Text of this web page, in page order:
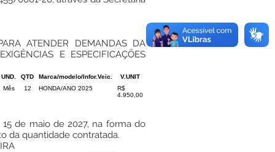
ATENDER DEMANDAS DA
E ESPECIFICAÇÕES
UND. QTD Marca/modelo/Infor.Veic.
V.UNIT
Mês 12 HONDA/ANO 2025
R$
4.950,00
de maio de 2027, na forma do
da quantidade contratada.